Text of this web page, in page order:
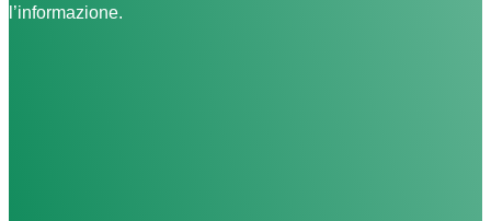
l’informazione.